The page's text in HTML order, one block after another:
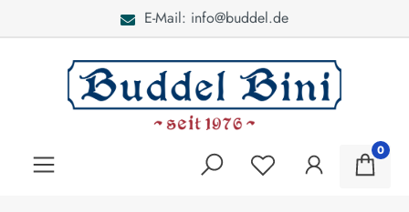
E-Mail: info@buddel.de
0